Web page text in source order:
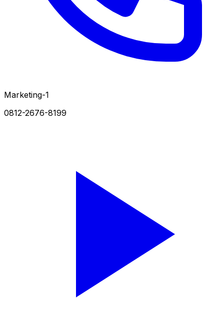
Marketing-1
0812-2676-8199